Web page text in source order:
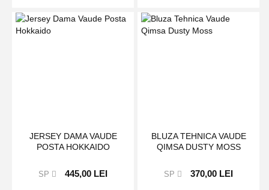
JERSEY DAMA VAUDE
POSTA HOKKAIDO
SP 445,00 LEI
BLUZA TEHNICA VAUDE
QIMSA DUSTY MOSS
SP 370,00 LEI